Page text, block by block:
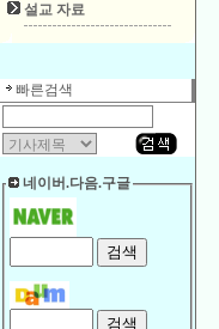
설교 자료
빠른검색
네이버.다음.구글